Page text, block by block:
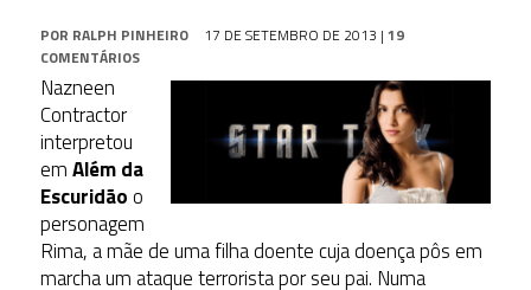
POR RALPH PINHEIRO 17 DE SETEMBRO DE 2013 | 19
COMENTÁRIOS
Nazneen
Contractor
interpretou
emAlém da
Escuridãoo
personagem
Rima, a mãe de uma filha doente cuja doença pôs em
marcha um ataque terrorista por seu pai. Numa